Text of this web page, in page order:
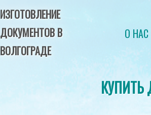
ИЗГОТОВЛЕНИЕ
ДОКУМЕНТОВ В
ВОЛГОГРАДЕ
О НАС